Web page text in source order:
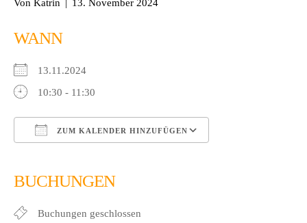
Von Katrin | 13. November 2024
WANN
13.11.2024
10:30 - 11:30
ZUM KALENDER HINZUFÜGEN
BUCHUNGEN
Buchungen geschlossen